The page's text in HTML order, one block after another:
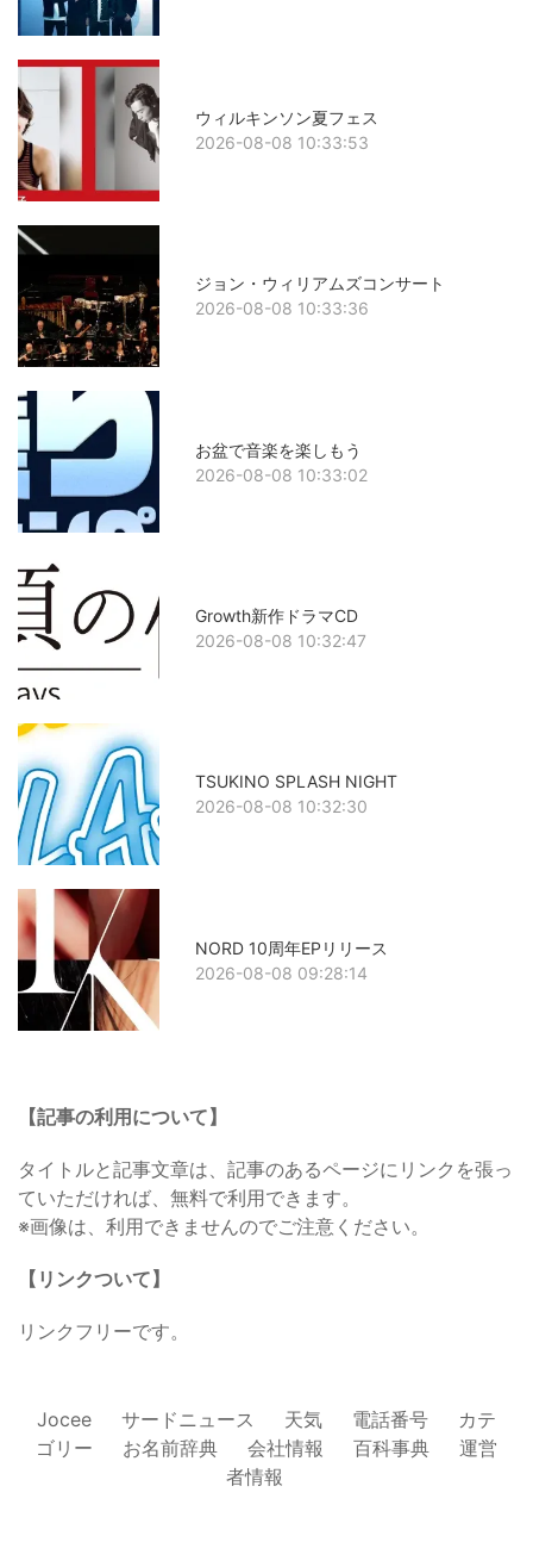
ウィルキンソン夏フェス
2026-08-08 10:33:53
ジョン・ウィリアムズコンサート
2026-08-08 10:33:36
お盆で音楽を楽しもう
2026-08-08 10:33:02
Growth新作ドラマCD
2026-08-08 10:32:47
TSUKINO SPLASH NIGHT
2026-08-08 10:32:30
NORD 10周年EPリリース
2026-08-08 09:28:14
【記事の利用について】
タイトルと記事文章は、記事のあるページにリンクを張っ
ていただければ、無料で利用できます。
※画像は、利用できませんのでご注意ください。
【リンクついて】
リンクフリーです。
Jocee サードニュース 天気 電話番号
カテ
ゴリー
お名前辞典 会社情報 百科事典
運営
者情報